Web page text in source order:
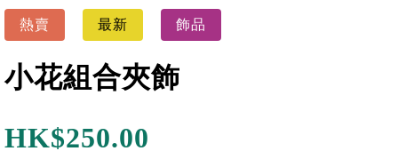
熱賣 最新 飾品
小花組合夾飾
HK$250.00